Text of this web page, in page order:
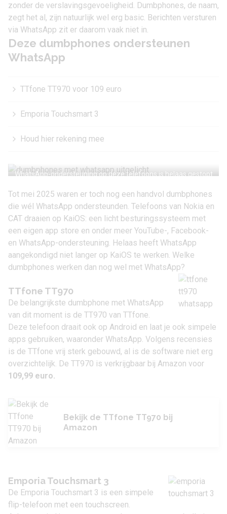
zonder de verslavingsgevoeligheid. Dumbphones, de naam,
zegt het al, zijn natuurlijk wel erg basic. Berichten versturen
via WhatsApp zit er daarom vaak niet in.
Deze dumbphones ondersteunen
WhatsApp
TTfone TT970 voor 109 euro
Emporia Touchsmart 3
Houd hier rekening mee
WhatsApp-ondersteuning op deze telefoons is helaas gestopt
Tot mei 2025 waren er toch nog een handvol dumbphones
die wél WhatsApp ondersteunden. Telefoons van Nokia en
CAT draaien op KaiOS: een licht besturingssysteem met
een eigen app store en onder meer YouTube-, Facebook-
en WhatsApp-ondersteuning. Helaas heeft WhatsApp
aangekondigd niet langer op KaiOS te werken. Welke
dumbphones werken dan nog wel met WhatsApp?
TTfone TT970
De belangrijkste dumbphone met WhatsApp
van dit moment is de TT970 van TTfone.
Deze telefoon draait ook op Android en laat je ook simpele
apps gebruiken, waaronder WhatsApp. Volgens recensies
is de TTfone vrij sterk gebouwd, al is de software niet erg
overzichtelijk. De TT970 is verkrijgbaar bij Amazon voor
109,99 euro.
Bekijk de TTfone TT970 bij
Amazon
Emporia Touchsmart 3
De Emporia Touchsmart 3 is een simpele
flip-telefoon met een touchscreen.